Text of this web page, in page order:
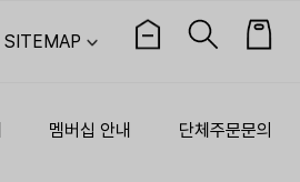
SITEMAP
멤버십 안내 단체주문문의